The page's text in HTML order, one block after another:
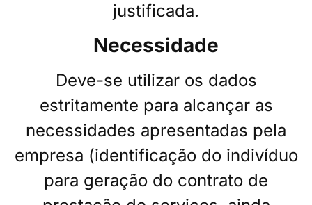
justificada.
Necessidade
Deve-se utilizar os dados
estritamente para alcançar as
necessidades apresentadas pela
empresa (identificação do indivíduo
para geração do contrato de